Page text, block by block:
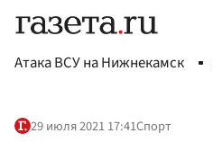
Атака ВСУ на Нижнекамск
29 июля 2021 17:41Спорт